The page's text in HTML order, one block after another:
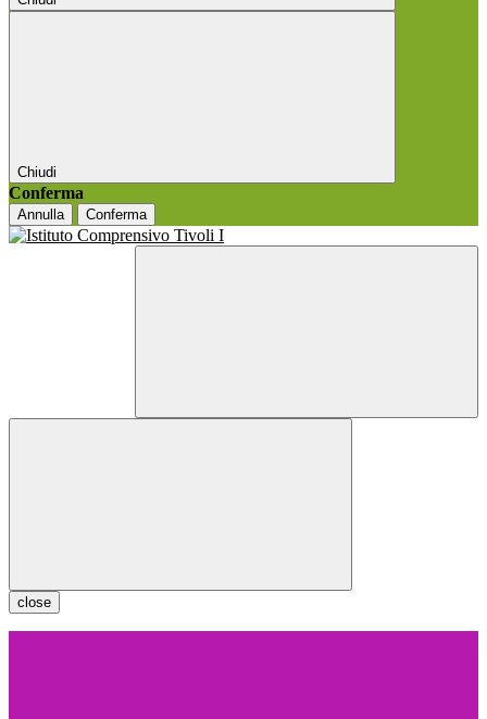
Chiudi
Conferma
Annulla Conferma
close